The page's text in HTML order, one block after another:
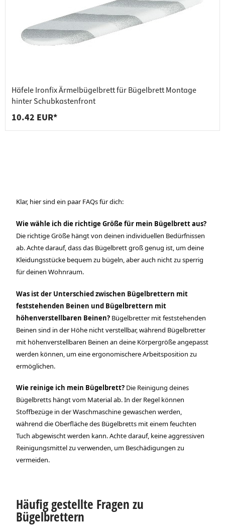
Häfele Ironfix Ärmelbügelbrett für Bügelbrett Montage
hinter Schubkastenfront
10.42 EUR*
Klar, hier sind ein paar FAQs für dich:
Wie wähle ich die richtige Größe für mein Bügelbrett aus?
Die richtige Größe hängt von deinen individuellen Bedürfnissen
ab. Achte darauf, dass das Bügelbrett groß genug ist, um deine
Kleidungsstücke bequem zu bügeln, aber auch nicht zu sperrig
für deinen Wohnraum.
Was ist der Unterschied zwischen Bügelbrettern mit
feststehenden Beinen und Bügelbrettern mit
höhenverstellbaren Beinen? Bügelbretter mit feststehenden
Beinen sind in der Höhe nicht verstellbar, während Bügelbretter
mit höhenverstellbaren Beinen an deine Körpergröße angepasst
werden können, um eine ergonomischere Arbeitsposition zu
ermöglichen.
Wie reinige ich mein Bügelbrett? Die Reinigung deines
Bügelbretts hängt vom Material ab. In der Regel können
Stoffbezüge in der Waschmaschine gewaschen werden,
während die Oberfläche des Bügelbretts mit einem feuchten
Tuch abgewischt werden kann. Achte darauf, keine aggressiven
Reinigungsmittel zu verwenden, um Beschädigungen zu
vermeiden.
Häufig gestellte Fragen zu
Bügelbrettern